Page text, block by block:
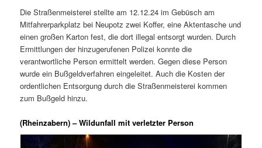
Die Straßenmeisterei stellte am 12.12.24 im Gebüsch am
Mitfahrerparkplatz bei Neupotz zwei Koffer, eine Aktentasche und
einen großen Karton fest, die dort illegal entsorgt wurden. Durch
Ermittlungen der hinzugerufenen Polizei konnte die
verantwortliche Person ermittelt werden. Gegen diese Person
wurde ein Bußgeldverfahren eingeleitet. Auch die Kosten der
ordentlichen Entsorgung durch die Straßenmeisterei kommen
zum Bußgeld hinzu.
(Rheinzabern) – Wildunfall mit verletzter Person